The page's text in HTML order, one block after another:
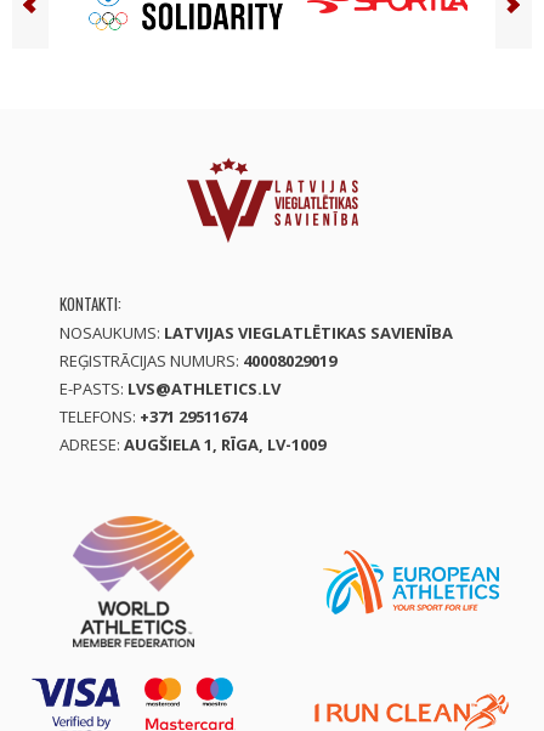
KONTAKTI:
NOSAUKUMS: LATVIJAS VIEGLATLĒTIKAS SAVIENĪBA
REĢISTRĀCIJAS NUMURS: 40008029019
E-PASTS: LVS@ATHLETICS.LV
TELEFONS: +371 29511674
ADRESE: AUGŠIELA 1, RĪGA, LV-1009